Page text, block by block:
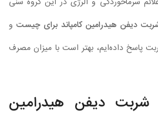
دیفن هیدرامین کامپاند برای چیست و
پاسخ داده‌ایم، بهتر است با میزان مصرف
دیفن هیدرامین